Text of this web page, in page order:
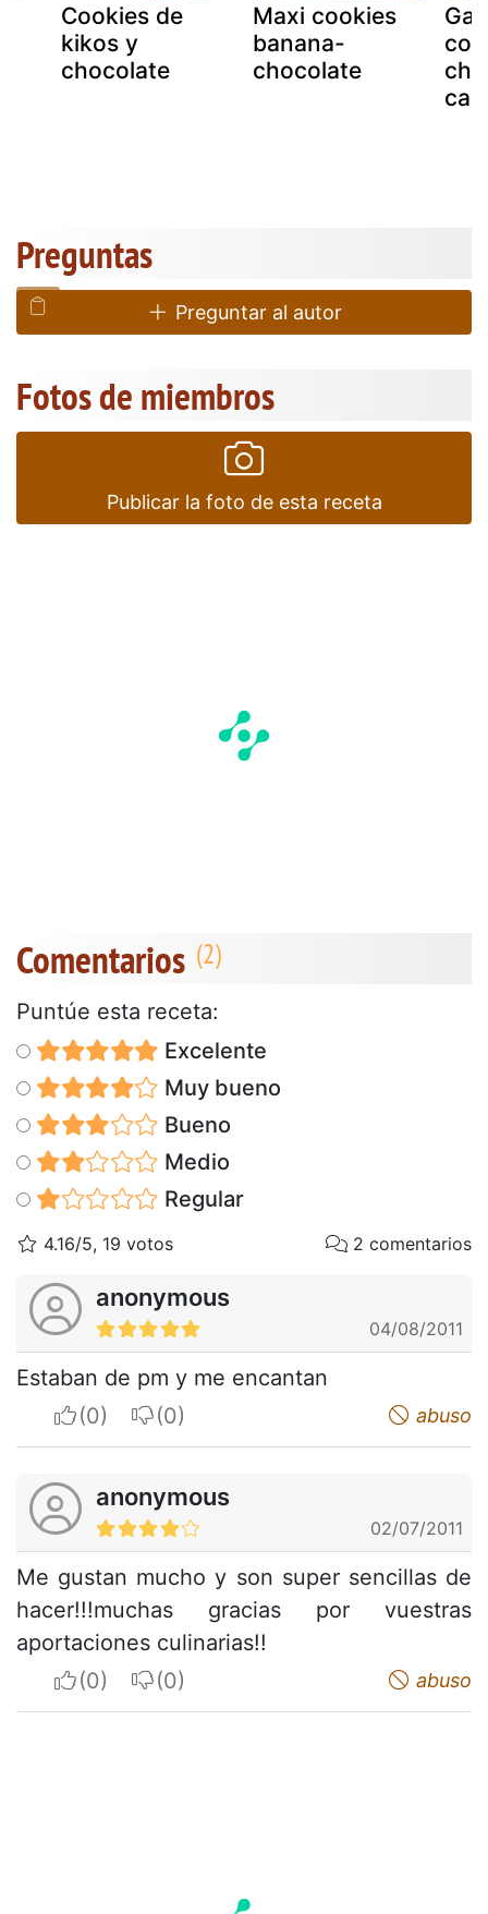
Cookies de
kikos y
chocolate
Maxi cookies
banana-
chocolate
Preguntas
Preguntar al autor
Fotos de miembros
Publicar la foto de esta receta
Comentarios
Puntúe esta receta:
Excelente
Muy bueno
Bueno
Medio
Regular
4.16/5, 19 votos 2 comentarios
anonymous
04/08/2011
Estaban de pm y me encantan
I apreciateI do not appreciate abuso
anonymous
02/07/2011
Me gustan mucho y son super sencillas de
hacer!!!muchas gracias por vuestras
aportaciones culinarias!!
I apreciateI do not appreciate abuso